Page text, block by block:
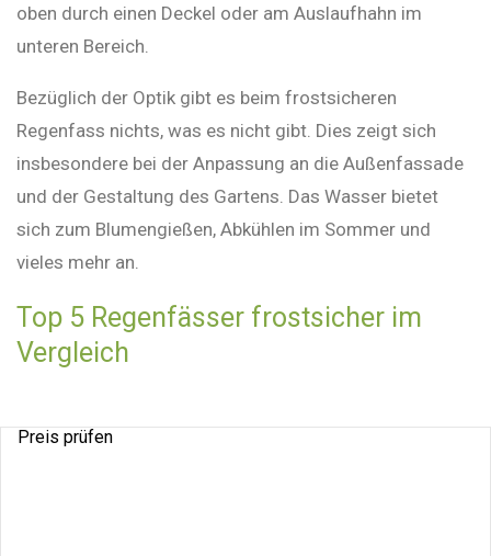
oben durch einen Deckel oder am Auslaufhahn im
unteren Bereich.
Bezüglich der Optik gibt es beim frostsicheren
Regenfass nichts, was es nicht gibt. Dies zeigt sich
insbesondere bei der Anpassung an die Außenfassade
und der Gestaltung des Gartens. Das Wasser bietet
sich zum Blumengießen, Abkühlen im Sommer und
vieles mehr an.
Top 5 Regenfässer frostsicher im
Vergleich
Preis prüfen